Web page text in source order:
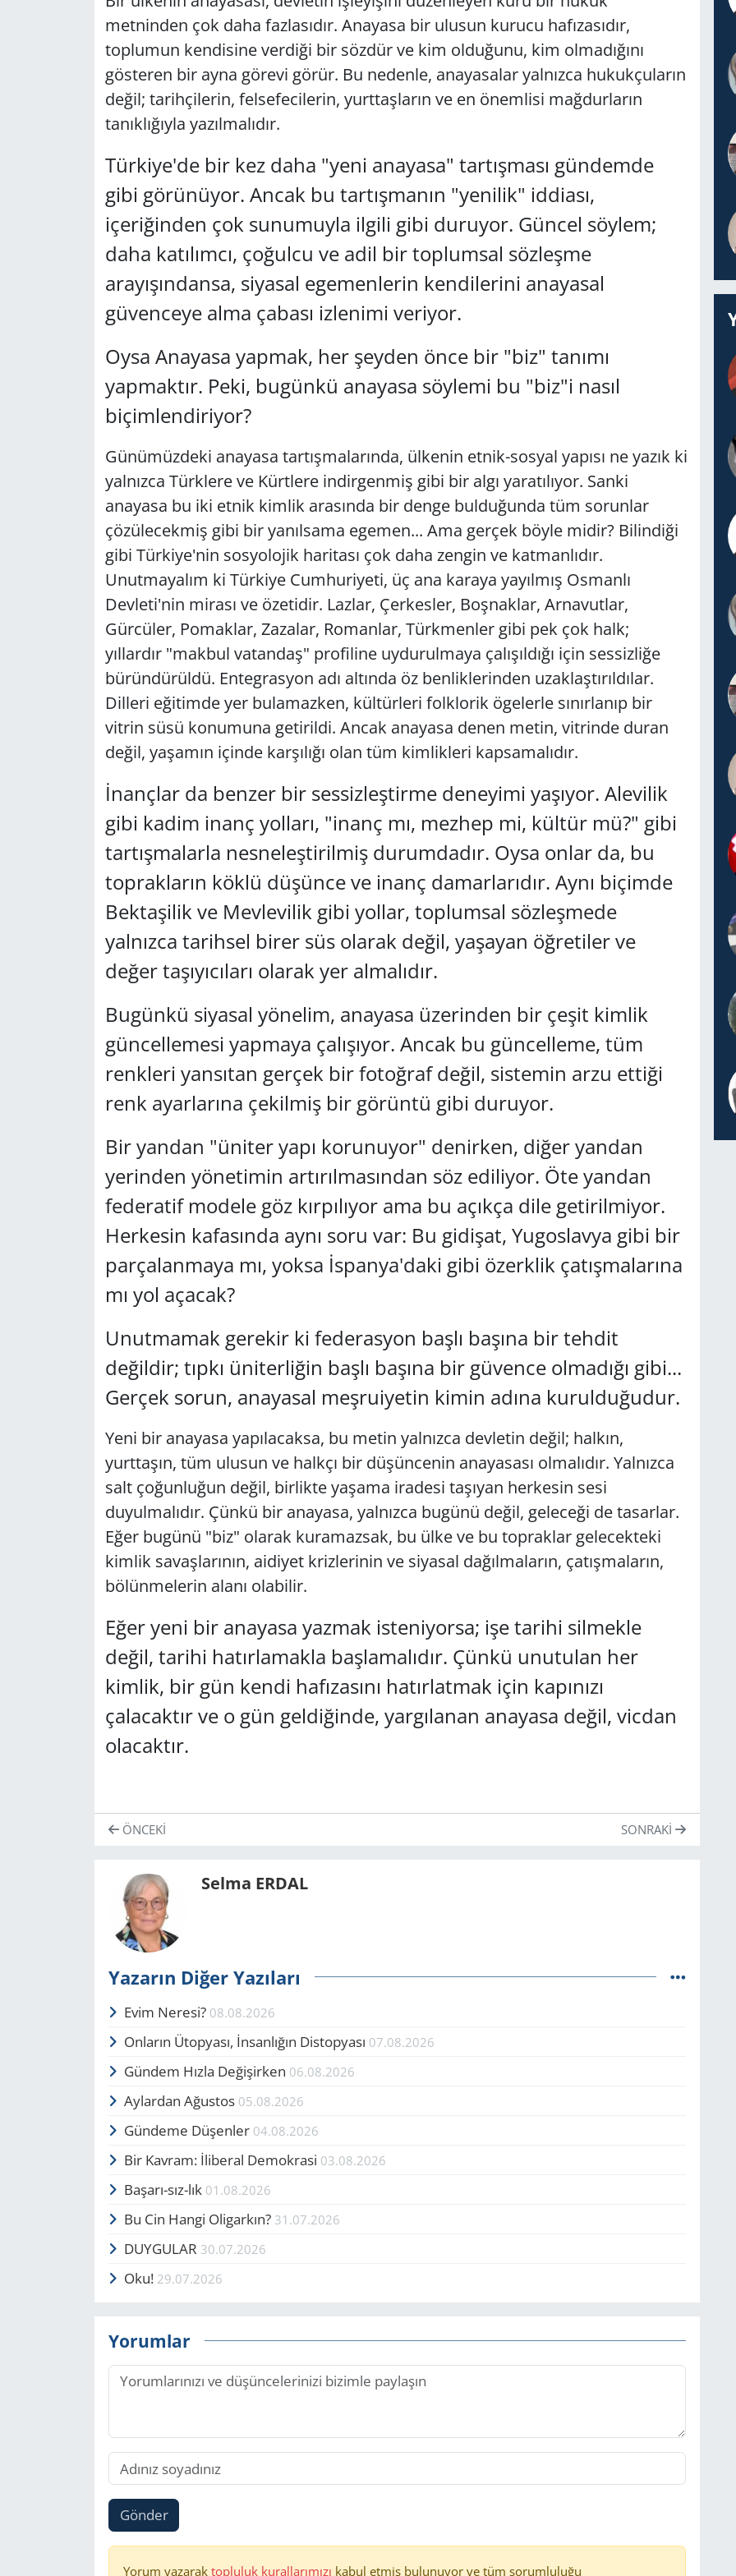
metninden çok daha fazlasıdır. Anayasa bir ulusun kurucu hafızasıdır,
toplumun kendisine verdiği bir sözdür ve kim olduğunu, kim olmadığını
gösteren bir ayna görevi görür. Bu nedenle, anayasalar yalnızca hukukçuların
değil; tarihçilerin, felsefecilerin, yurttaşların ve en önemlisi mağdurların
tanıklığıyla yazılmalıdır.
Türkiye'de bir kez daha "yeni anayasa" tartışması gündemde
gibi görünüyor. Ancak bu tartışmanın "yenilik" iddiası,
içeriğinden çok sunumuyla ilgili gibi duruyor. Güncel söylem;
daha katılımcı, çoğulcu ve adil bir toplumsal sözleşme
arayışındansa, siyasal egemenlerin kendilerini anayasal
güvenceye alma çabası izlenimi veriyor.
Oysa Anayasa yapmak, her şeyden önce bir "biz" tanımı
yapmaktır. Peki, bugünkü anayasa söylemi bu "biz"i nasıl
biçimlendiriyor?
Günümüzdeki anayasa tartışmalarında, ülkenin etnik-sosyal yapısı ne yazık ki
yalnızca Türklere ve Kürtlere indirgenmiş gibi bir algı yaratılıyor. Sanki
anayasa bu iki etnik kimlik arasında bir denge bulduğunda tüm sorunlar
çözülecekmiş gibi bir yanılsama egemen... Ama gerçek böyle midir? Bilindiği
gibi Türkiye'nin sosyolojik haritası çok daha zengin ve katmanlıdır.
Unutmayalım ki Türkiye Cumhuriyeti, üç ana karaya yayılmış Osmanlı
Devleti'nin mirası ve özetidir. Lazlar, Çerkesler, Boşnaklar, Arnavutlar,
Gürcüler, Pomaklar, Zazalar, Romanlar, Türkmenler gibi pek çok halk;
yıllardır "makbul vatandaş" profiline uydurulmaya çalışıldığı için sessizliğe
büründürüldü. Entegrasyon adı altında öz benliklerinden uzaklaştırıldılar.
Dilleri eğitimde yer bulamazken, kültürleri folklorik ögelerle sınırlanıp bir
vitrin süsü konumuna getirildi. Ancak anayasa denen metin, vitrinde duran
değil, yaşamın içinde karşılığı olan tüm kimlikleri kapsamalıdır.
İnançlar da benzer bir sessizleştirme deneyimi yaşıyor. Alevilik
gibi kadim inanç yolları, "inanç mı, mezhep mi, kültür mü?" gibi
tartışmalarla nesneleştirilmiş durumdadır. Oysa onlar da, bu
toprakların köklü düşünce ve inanç damarlarıdır. Aynı biçimde
Bektaşilik ve Mevlevilik gibi yollar, toplumsal sözleşmede
yalnızca tarihsel birer süs olarak değil, yaşayan öğretiler ve
değer taşıyıcıları olarak yer almalıdır.
Bugünkü siyasal yönelim, anayasa üzerinden bir çeşit kimlik
güncellemesi yapmaya çalışıyor. Ancak bu güncelleme, tüm
renkleri yansıtan gerçek bir fotoğraf değil, sistemin arzu ettiği
renk ayarlarına çekilmiş bir görüntü gibi duruyor.
Bir yandan "üniter yapı korunuyor" denirken, diğer yandan
yerinden yönetimin artırılmasından söz ediliyor. Öte yandan
federatif modele göz kırpılıyor ama bu açıkça dile getirilmiyor.
Herkesin kafasında aynı soru var: Bu gidişat, Yugoslavya gibi bir
parçalanmaya mı, yoksa İspanya'daki gibi özerklik çatışmalarına
mı yol açacak?
Unutmamak gerekir ki federasyon başlı başına bir tehdit
değildir; tıpkı üniterliğin başlı başına bir güvence olmadığı gibi...
Gerçek sorun, anayasal meşruiyetin kimin adına kurulduğudur.
Yeni bir anayasa yapılacaksa, bu metin yalnızca devletin değil; halkın,
yurttaşın, tüm ulusun ve halkçı bir düşüncenin anayasası olmalıdır. Yalnızca
salt çoğunluğun değil, birlikte yaşama iradesi taşıyan herkesin sesi
duyulmalıdır. Çünkü bir anayasa, yalnızca bugünü değil, geleceği de tasarlar.
Eğer bugünü "biz" olarak kuramazsak, bu ülke ve bu topraklar gelecekteki
kimlik savaşlarının, aidiyet krizlerinin ve siyasal dağılmaların, çatışmaların,
bölünmelerin alanı olabilir.
Eğer yeni bir anayasa yazmak isteniyorsa; işe tarihi silmekle
değil, tarihi hatırlamakla başlamalıdır. Çünkü unutulan her
kimlik, bir gün kendi hafızasını hatırlatmak için kapınızı
çalacaktır ve o gün geldiğinde, yargılanan anayasa değil, vicdan
olacaktır.
ÖNCEKI SONRAKI
Selma ERDAL
Yazarın Diğer Yazıları
Evim Neresi? 08.08.2026
Onların Ütopyası, İnsanlığın Distopyası 07.08.2026
Gündem Hızla Değişirken 06.08.2026
Aylardan Ağustos 05.08.2026
Gündeme Düşenler 04.08.2026
Bir Kavram: İliberal Demokrasi 03.08.2026
Başarı-sız-lık 01.08.2026
Bu Cin Hangi Oligarkın? 31.07.2026
DUYGULAR 30.07.2026
Oku! 29.07.2026
Yorumlar
Gönder
Yorum yazarak topluluk kurallarımızı kabul etmiş bulunuyor ve tüm sorumluluğu
GÜNDEM
HABERDE İNSAN
KÜLTÜR SANAT
MAGAZİN
POLİTİKA
RESMİ İLANLAR